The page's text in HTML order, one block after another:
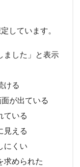
しています。
ました」と表示
ける
が出ている
ている
見える
にくい
求められた